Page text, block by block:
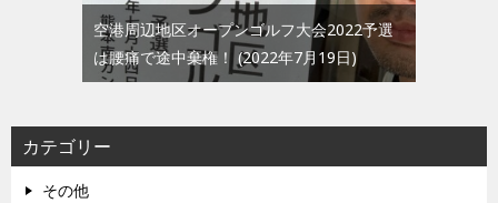
空港周辺地区オープンゴルフ大会2022予選
は腰痛で途中棄権！ 2022年7月19日
カテゴリー
その他